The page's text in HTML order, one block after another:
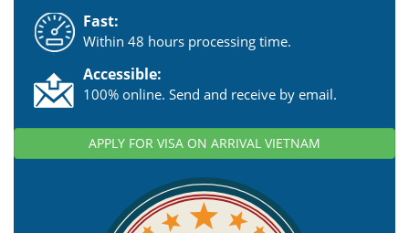
Fast:
Within 48 hours processing time.
Accessible:
100% online. Send and receive by email.
APPLY FOR VISA ON ARRIVAL VIETNAM